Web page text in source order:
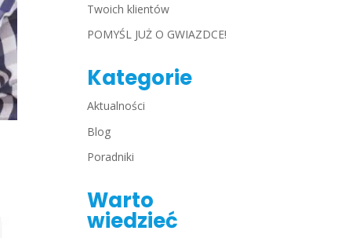
Twoich klientów
POMYŚL JUŻ O GWIAZDCE!
Kategorie
Aktualności
Blog
Poradniki
Warto
wiedzieć